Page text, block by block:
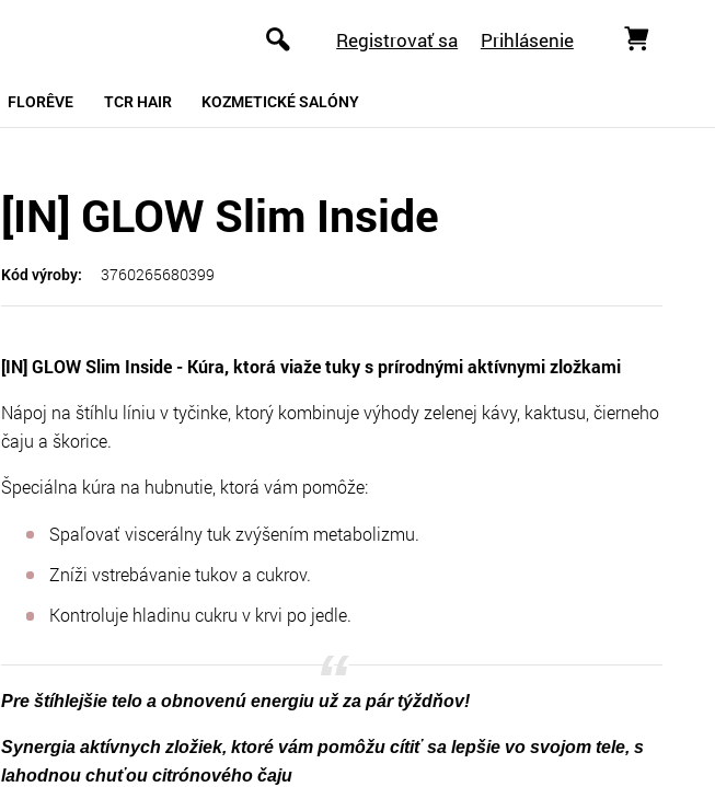
Registrovať sa Prihlásenie
FLORÊVE TCR HAIR KOZMETICKÉ SALÓNY
[IN] GLOW Slim Inside
Kód výroby: 3760265680399
[IN] GLOW Slim Inside - Kúra, ktorá viaže tuky s prírodnými aktívnymi zložkami
Nápoj na štíhlu líniu v tyčinke, ktorý kombinuje výhody zelenej kávy, kaktusu, čierneho
čaju a škorice.
Špeciálna kúra na hubnutie, ktorá vám pomôže:
Spaľovať viscerálny tuk zvýšením metabolizmu.
Zníži vstrebávanie tukov a cukrov.
Kontroluje hladinu cukru v krvi po jedle.
Pre štíhlejšie telo a obnovenú energiu už za pár týždňov!
Synergia aktívnych zložiek, ktoré vám pomôžu cítiť sa lepšie vo svojom tele, s
lahodnou chuťou citrónového čaju